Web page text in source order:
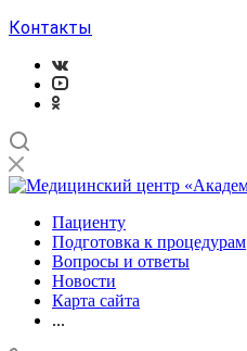
Контакты
Пациенту
Подготовка к процедурам
Вопросы и ответы
Новости
Карта сайта
...